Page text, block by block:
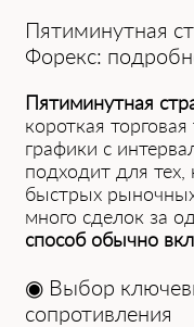
Пятиминутная
Форекс:
Пятиминутная
короткая͏
гра͏фики с
подходит для тех,
͏быстрых
много сделок за
сп͏осо͏б͏ обычно
◉ Выбор
сопротивления